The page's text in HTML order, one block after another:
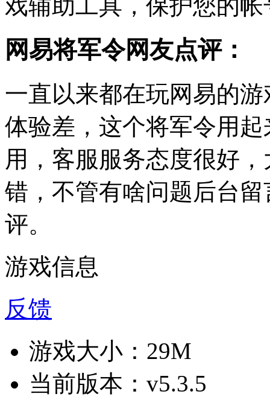
戏辅助工具，保护您的
网易将军令网友点评：
一直以来都在玩网易的
体验差，这个将军令用
用，客服服务态度很好
错，不管有啥问题后台
评。
游戏信息
反馈
游戏大小： 29M
当前版本： v5.3.5